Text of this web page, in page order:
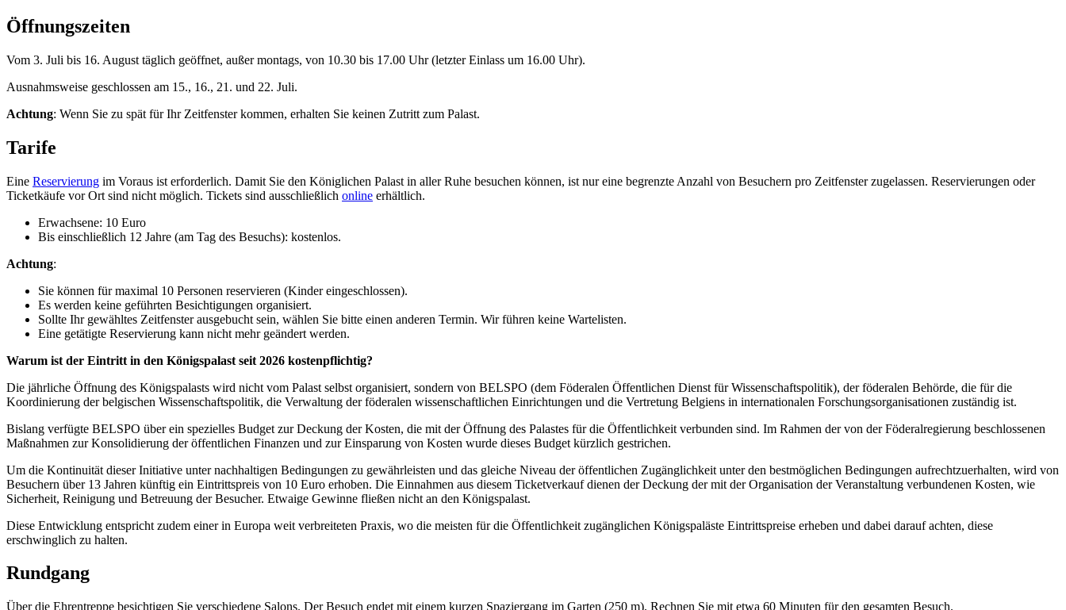
Öffnungszeiten
Vom 3. Juli bis 16. August täglich geöffnet, außer montags, von 10.30 bis 17.00 Uhr (letzter Einlass um 16.00 Uhr).
Ausnahmsweise geschlossen am 15., 16., 21. und 22. Juli.
Achtung: Wenn Sie zu spät für Ihr Zeitfenster kommen, erhalten Sie keinen Zutritt zum Palast.
Tarife
Eine Reservierung im Voraus ist erforderlich. Damit Sie den Königlichen Palast in aller Ruhe besuchen können, ist nur eine begrenzte Anzahl von Besuchern pro Zeitfenster zugelassen. Reservierungen oder
Ticketkäufe vor Ort sind nicht möglich. Tickets sind ausschließlich online erhältlich.
Erwachsene: 10 Euro
Bis einschließlich 12 Jahre (am Tag des Besuchs): kostenlos.
Achtung:
Sie können für maximal 10 Personen reservieren (Kinder eingeschlossen).
Es werden keine geführten Besichtigungen organisiert.
Sollte Ihr gewähltes Zeitfenster ausgebucht sein, wählen Sie bitte einen anderen Termin. Wir führen keine Wartelisten.
Eine getätigte Reservierung kann nicht mehr geändert werden.
Warum ist der Eintritt in den Königspalast seit 2026 kostenpflichtig?
Die jährliche Öffnung des Königspalasts wird nicht vom Palast selbst organisiert, sondern von BELSPO (dem Föderalen Öffentlichen Dienst für Wissenschaftspolitik), der föderalen Behörde, die für die
Koordinierung der belgischen Wissenschaftspolitik, die Verwaltung der föderalen wissenschaftlichen Einrichtungen und die Vertretung Belgiens in internationalen Forschungsorganisationen zuständig ist.
Bislang verfügte BELSPO über ein spezielles Budget zur Deckung der Kosten, die mit der Öffnung des Palastes für die Öffentlichkeit verbunden sind. Im Rahmen der von der Föderalregierung beschlossenen
Maßnahmen zur Konsolidierung der öffentlichen Finanzen und zur Einsparung von Kosten wurde dieses Budget kürzlich gestrichen.
Um die Kontinuität dieser Initiative unter nachhaltigen Bedingungen zu gewährleisten und das gleiche Niveau der öffentlichen Zugänglichkeit unter den bestmöglichen Bedingungen aufrechtzuerhalten, wird von
Besuchern über 13 Jahren künftig ein Eintrittspreis von 10 Euro erhoben. Die Einnahmen aus diesem Ticketverkauf dienen der Deckung der mit der Organisation der Veranstaltung verbundenen Kosten, wie
Sicherheit, Reinigung und Betreuung der Besucher. Etwaige Gewinne fließen nicht an den Königspalast.
Diese Entwicklung entspricht zudem einer in Europa weit verbreiteten Praxis, wo die meisten für die Öffentlichkeit zugänglichen Königspaläste Eintrittspreise erheben und dabei darauf achten, diese
erschwinglich zu halten.
Rundgang
Über die Ehrentreppe besichtigen Sie verschiedene Salons. Der Besuch endet mit einem kurzen Spaziergang im Garten (250 m). Rechnen Sie mit etwa 60 Minuten für den gesamten Besuch.